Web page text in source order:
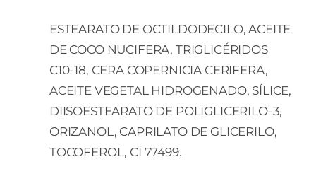
ESTEARATO DE OCTILDODECILO, ACEITE
DE COCO NUCIFERA, TRIGLICÉRIDOS
C10-18, CERA COPERNICIA CERIFERA,
ACEITE VEGETAL HIDROGENADO, SÍLICE,
DIISOESTEARATO DE POLIGLICERILO-3,
ORIZANOL, CAPRILATO DE GLICERILO,
TOCOFEROL, CI 77499.